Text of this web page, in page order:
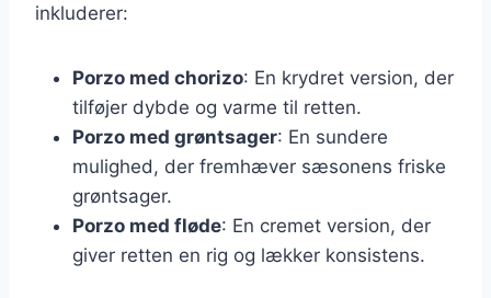
inkluderer:
Porzo med chorizo: En krydret version, der
tilføjer dybde og varme til retten.
Porzo med grøntsager: En sundere
mulighed, der fremhæver sæsonens friske
grøntsager.
Porzo med fløde: En cremet version, der
giver retten en rig og lækker konsistens.